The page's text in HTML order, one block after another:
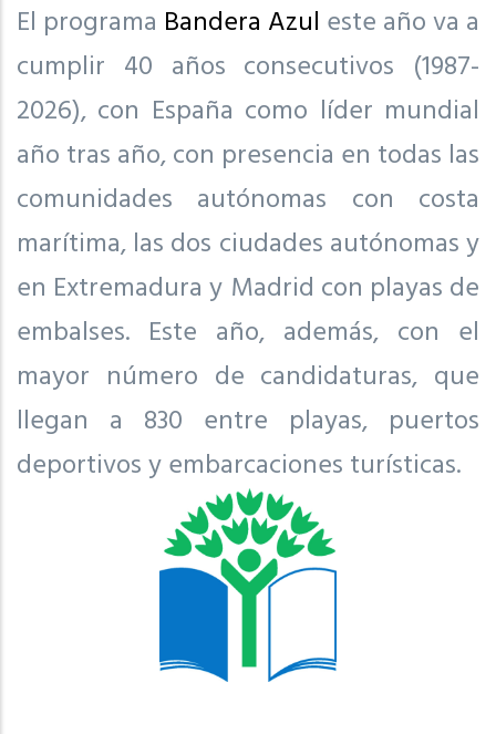
El programa Bandera Azul este año va a
cumplir 40 años consecutivos (1987-
2026), con España como líder mundial
año tras año, con presencia en todas las
comunidades autónomas con costa
marítima, las dos ciudades autónomas y
en Extremadura y Madrid con playas de
embalses. Este año, además, con el
mayor número de candidaturas, que
llegan a 830 entre playas, puertos
deportivos y embarcaciones turísticas.